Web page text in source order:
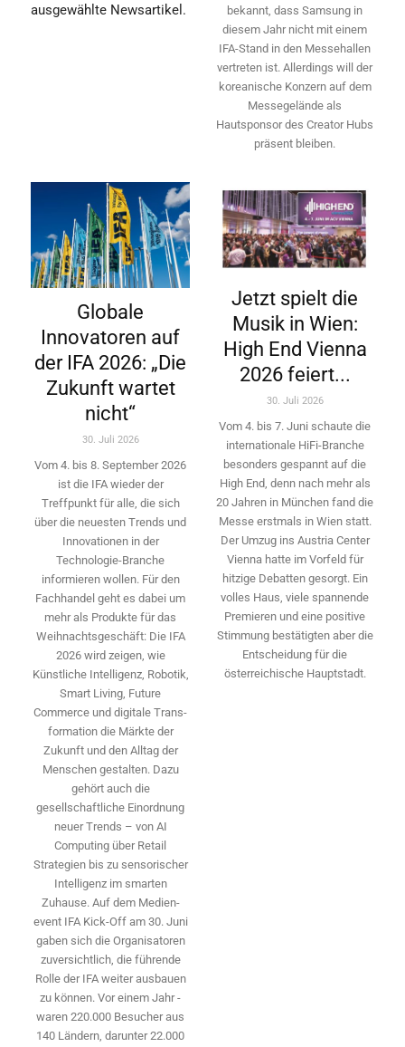
ausgewählte Newsartikel.
bekannt, dass Samsung in
diesem Jahr nicht mit einem
IFA-Stand in den Messehallen
vertreten ist. Allerdings will ­der
koreanische Konzern auf dem
Messegelände als
Hautsponsor des Creator Hubs
präsent bleiben.
Globale
Innovatoren auf
der IFA 2026: „Die
Zukunft wartet
nicht“
30. Juli 2026
Vom 4. bis 8. September 2026
ist die IFA wieder der
Treffpunkt für alle, die sich
über die neuesten Trends und
Innovationen in der
Technologie-­Branche
informieren wollen. Für den
Fachhandel geht es dabei um
mehr als Produkte für das
Weihnachtsgeschäft: Die IFA
2026 wird ­zeigen, wie
Künstliche Intelligenz, Robotik,
Smart Living, Future
Commerce und digitale Trans­
formation die Märkte der
Zukunft und den Alltag der
Menschen gestalten. Dazu
gehört auch die
gesellschaftliche Einordnung
neuer Trends – von AI
Computing über Retail
Strategien bis zu sensorischer
Intelligenz im smarten
Zuhause. Auf dem Medien­
event IFA Kick-Off am 30. Juni
gaben sich die Organisatoren
zuversichtlich, die führende
Rolle der IFA weiter ausbauen
zu können. Vor einem Jahr ­
waren 220.000 Besucher aus
140 ­Ländern, ­darunter 22.000
Jetzt spielt die
Musik in Wien:
High End Vienna
2026 feiert...
30. Juli 2026
Vom 4. bis 7. Juni schaute die
internationale HiFi-Branche
besonders gespannt auf die
High End, denn nach mehr als
20 Jahren in München fand die
Messe erstmals in Wien statt.
Der Umzug ins Austria Center
Vienna hatte im Vorfeld für
hitzige Debatten gesorgt. Ein
volles Haus, viele spannende
Premieren und eine positive
Stimmung bestätigten aber die
Entscheidung für die
österreichische Hauptstadt.